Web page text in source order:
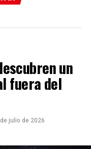
un
fuera del
julio de 2026